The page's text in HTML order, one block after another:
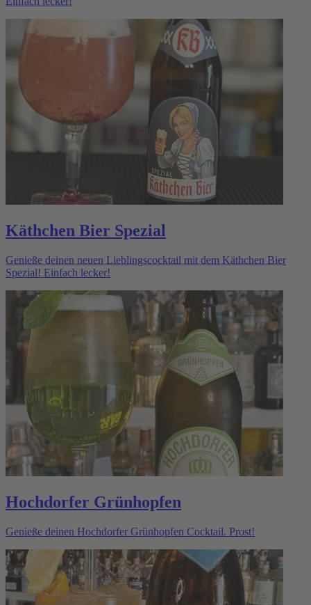
Käthchen Bier Spezial
Genieße deinen neuen Lieblingscocktail mit dem Käthchen Bier
Spezial! Einfach lecker!
Hochdorfer Grünhopfen
Genieße deinen Hochdorfer Grünhopfen Cocktail. Prost!